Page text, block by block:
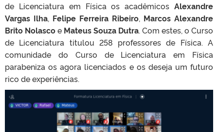
de Licenciatura em Física os acadêmicos Alexandre
Vargas Ilha, Felipe Ferreira Ribeiro, Marcos Alexandre
Brito Nolascoe Mateus Souza Dutra. Com estes, o Curso
de Licenciatura titulou 258 professores de Física. A
comunidade do Curso de Licenciatura em Física
parabeniza os agora licenciados e os deseja um futuro
rico de experiências.